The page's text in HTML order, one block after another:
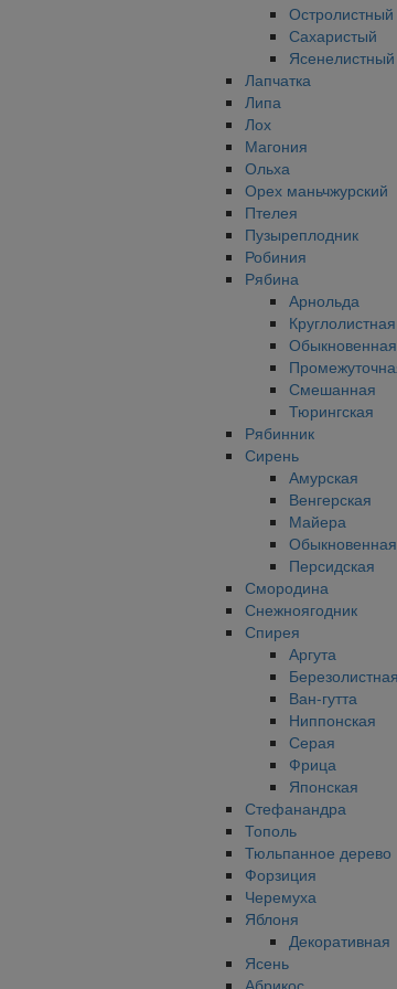
Остролистный
Сахаристый
Ясенелистный
Лапчатка
Липа
Лох
Магония
Ольха
Орех маньчжурский
Птелея
Пузыреплодник
Робиния
Рябина
Арнольда
Круглолистная
Обыкновенная
Смешанная
Тюрингская
Рябинник
Сирень
Амурская
Венгерская
Майера
Обыкновенная
Персидская
Смородина
Снежноягодник
Спирея
Аргута
Березолистная
Ван-гутта
Ниппонская
Серая
Фрица
Японская
Стефанандра
Тополь
Тюльпанное дерево
Форзиция
Черемуха
Яблоня
Декоративная
Ясень
Абрикос